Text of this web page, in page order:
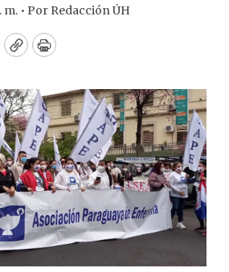
• Por Redacción ÚH
CopyPrint